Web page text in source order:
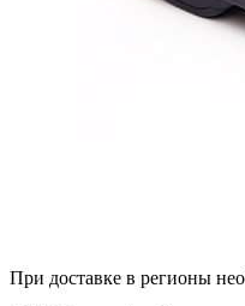
При доставке в регионы